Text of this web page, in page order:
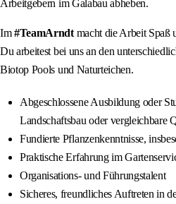
Arbeitgebern im Galabau abheben.
Im#TeamArndtmacht die Arbeit Spaß
Du arbeitest bei uns an den
Biotop Pools und Naturteichen.
Abgeschlossene Ausbildung oder
Landschaftsbau oder vergleichbare
Fundierte Pflanzenkenntnisse,
Praktische Erfahrung im
Organisations- und Führungstalent
Sicheres, freundliches Auftreten in